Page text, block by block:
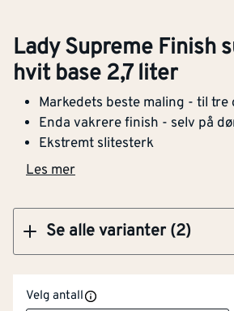
Lady Supreme Finish
hvit base 2,7 liter
Markedets beste maling - til tre
Enda vakrere finish - selv på
Ekstremt slitesterk
Les mer
Se alle varianter (2)
Lady Supreme Finish
0,68 liter
Klikk og hent
Velg antall
Egnet for metall Nei
Egnet for treverk Ja
Selvrensende
Egnet for
Egnet for mur/betong Nei